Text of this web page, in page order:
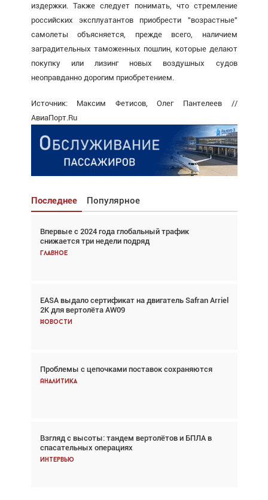
издержки. Также следует понимать, что стремление
российских эксплуатантов приобрести "возрастные"
самолеты объясняется, прежде всего, наличием
заградительных таможенных пошлин, которые делают
покупку или лизинг новых воздушных судов
неоправданно дорогим приобретением.
Источник: Максим Фетисов, Олег Пантелеев //
АвиаПорт.Ru
Последнее Популярное
Впервые с 2024 года глобальный трафик
снижается три недели подряд
Главное
EASA выдало сертификат на двигатель Safran Arriel
2K для вертолёта AW09
Новости
Проблемы с цепочками поставок сохраняются
Аналитика
Взгляд с высоты: тандем вертолётов и БПЛА в
спасательных операциях
Интервью
Взгляд с высоты: тандем вертолётов и БПЛА в
спасательных операциях
Главное
Авиационный фотограф Дэйв Кох: «Фотография
говорит сама за себя... а ИИ всё портит»
Новости
Впервые с 2024 года глобальный трафик
снижается три недели подряд
Частный самолёт – это актив. Подходите к
покупке соответствующим образом
Интервью